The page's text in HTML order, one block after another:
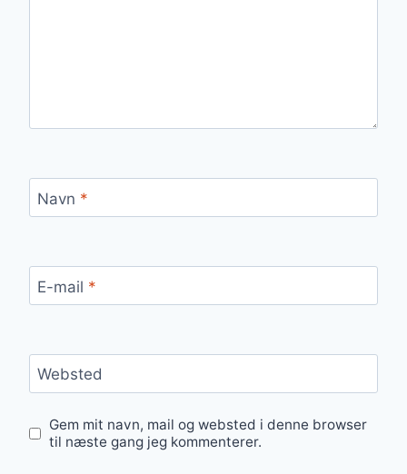
Navn *
E-mail *
Websted
Gem mit navn, mail og websted i denne browser
til næste gang jeg kommenterer.